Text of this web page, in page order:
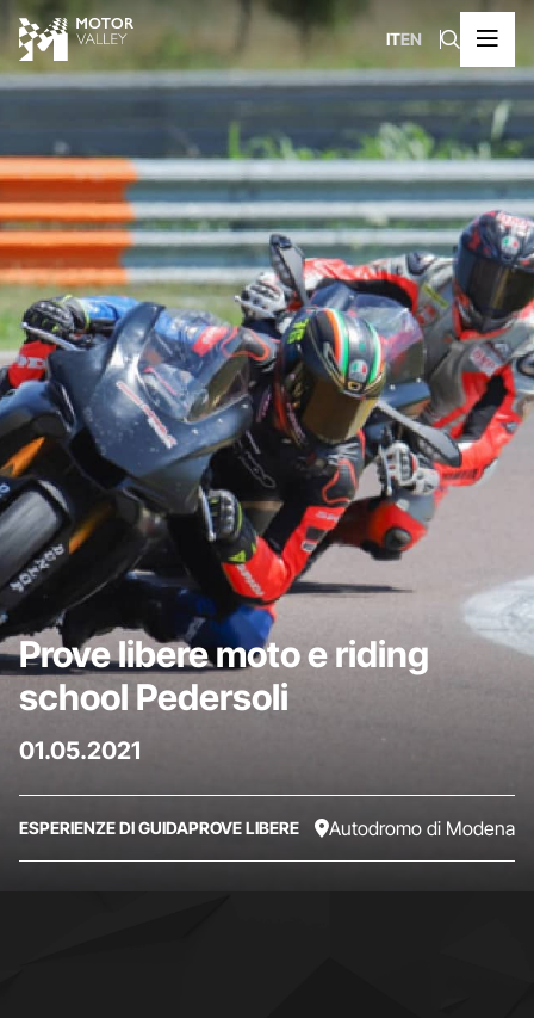
ITEN
Prove libere moto e riding
school Pedersoli
01.05.2021
ESPERIENZE DI GUIDAPROVE LIBERE Autodromo di Modena